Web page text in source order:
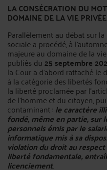
LA CONSÉCRATION DU
DOMAINE DE LA VIE
Parallèlement au débat sur
sociale a procédé, à
majeure au domaine de la
publiés du 25 septembre
la Cour a d'abord rattaché le
à la catégorie des libertés
la liberté proclamée par
de l'homme et du citoyen,
contaminant :le caractère
fondé, même en partie, sur
personnels émis par le
informatique mis à sa
violation du droit au
liberté fondamentale,
licenciement.